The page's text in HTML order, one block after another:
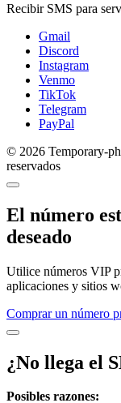
Recibir SMS para
Gmail
Discord
Instagram
Venmo
TikTok
Telegram
PayPal
© 2026 Temporary-
reservados
El número
deseado
Utilice números VIP
aplicaciones y sitios
Comprar un número
¿No llega el
Posibles razones: